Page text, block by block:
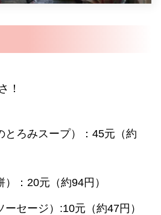
！
とろみスープ）：45元（約
：20元（約94円）
ーセージ）:10元 （約47円）